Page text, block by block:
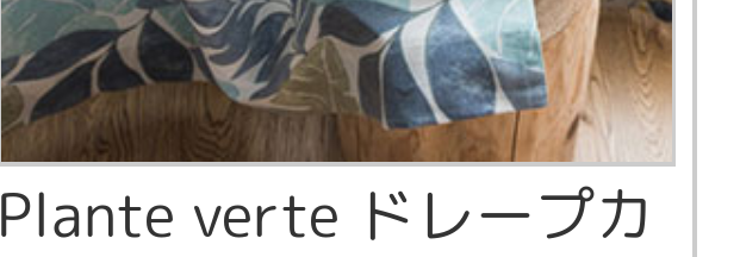
Plante verte ドレープカ